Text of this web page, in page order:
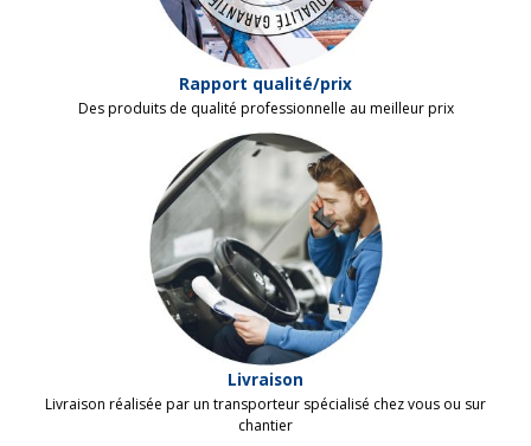
Rapport qualité/prix
Des produits de qualité professionnelle au meilleur prix
Livraison
Livraison réalisée par un transporteur spécialisé chez vous ou sur
chantier